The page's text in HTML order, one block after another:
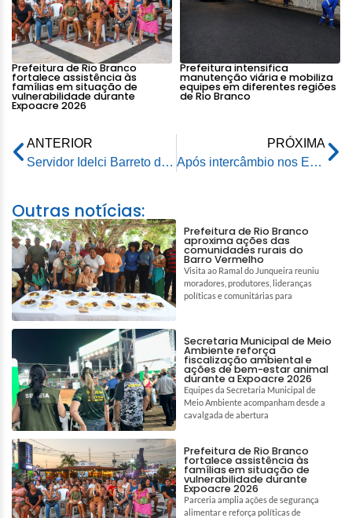
Prefeitura de Rio Branco
fortalece assistência às
famílias em situação de
vulnerabilidade durante
Expoacre 2026
Prefeitura intensifica
manutenção viária e mobiliza
equipes em diferentes regiões
de Rio Branco
ANTERIOR
Servidor Idelci Barreto de Matos completa 76 anos com 54 anos dedicados à Prefeitura de Rio Branco
PRÓXIMA
Após intercâmbio nos Estados Unidos, estudantes da rede municipal retornam a Rio Branco com relatos de aprendizado e emoção
Outras notícias:
Prefeitura de Rio Branco
aproxima ações das
comunidades rurais do
Barro Vermelho
Visita ao Ramal do Junqueira reuniu
moradores, produtores, lideranças
políticas e comunitárias para
Secretaria Municipal de Meio
Ambiente reforça
fiscalização ambiental e
ações de bem-estar animal
durante a Expoacre 2026
Equipes da Secretaria Municipal de
Meio Ambiente acompanham desde a
cavalgada de abertura
Prefeitura de Rio Branco
fortalece assistência às
famílias em situação de
vulnerabilidade durante
Expoacre 2026
Parceria amplia ações de segurança
alimentar e reforça políticas de